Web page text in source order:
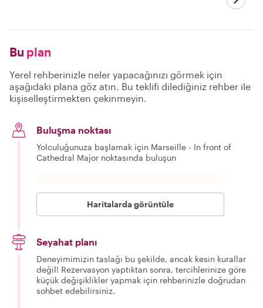
Bu plan
Yerel rehberinizle neler yapacağınızı görmek için
aşağıdaki plana göz atın. Bu teklifi dilediğiniz rehber ile
kişiselleştirmekten çekinmeyin.
Buluşma noktası
Yolculuğunuza başlamak için Marseille - In front of
Cathedral Major noktasında buluşun
Haritalarda görüntüle
Seyahat planı
Deneyimimizin taslağı bu şekilde, ancak kesin kurallar
değil! Rezervasyon yaptıktan sonra, tercihlerinize göre
küçük değişiklikler yapmak için rehberinizle doğrudan
sohbet edebilirsiniz.